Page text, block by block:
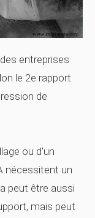
entreprises
le 2e rapport
de
ou d'un
nécessitent un
peut être aussi
mais peut